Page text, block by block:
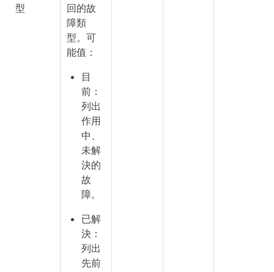
型
回的故
障類
型。可
能值：
目
前：
列出
作用
中、
未解
決的
故
障。
已解
決：
列出
先前